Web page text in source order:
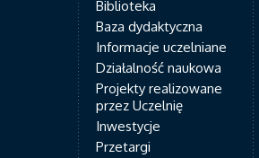
Biblioteka
Baza dydaktyczna
Informacje uczelniane
Działalność naukowa
Projekty realizowane
przez Uczelnię
Inwestycje
Przetargi